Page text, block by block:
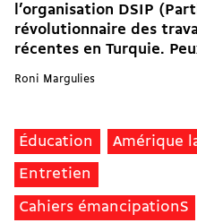
l’organisation DSIP
révolutionnaire des
récentes en Turquie.
Roni Margulies
Éducation Amérique
Entretien
Cahiers émancipationS